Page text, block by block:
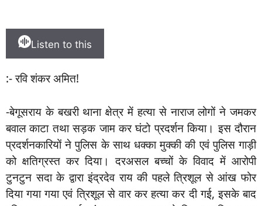
Listen to this
:- रवि शंकर अमित!
-बेगूसराय के बखरी थाना क्षेत्र में हत्या से नाराज लोगों ने जमकर
बवाल काटा तथा सड़क जाम कर घंटो प्रदर्शन किया। इस दौरान
प्रदर्शनकारियों ने पुलिस के साथ धक्का मुक्की की एवं पुलिस गाड़ी
को क्षतिग्रस्त कर दिया। दरअसल बच्चों के विवाद में आरोपी
टुनटुन सदा के द्वारा इंद्रदेव राय की पहले त्रिशूल से आंख फोर
दिया गया गया एवं त्रिशूल से वार कर हत्या कर दी गई, इसके बाद